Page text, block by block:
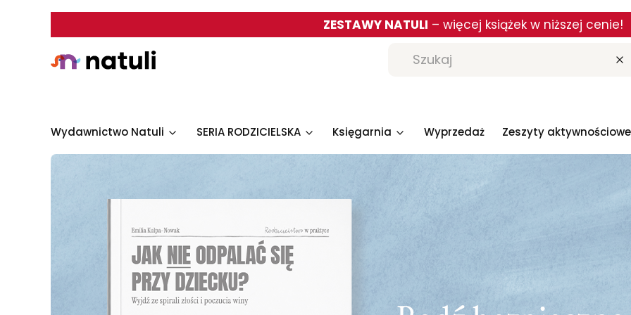
ZESTAWY NATULI – więcej książek w niższej cenie!
Wydawnictwo Natuli SERIA RODZICIELSKA Księgarnia Wyprzedaż Zeszyty aktywnościowe